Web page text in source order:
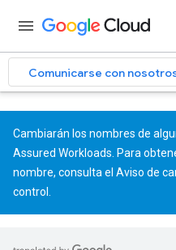
Comunicarse con
Cambiarán los nombres de
Assured Workloads. Para
nombre, consulta el Aviso de
control